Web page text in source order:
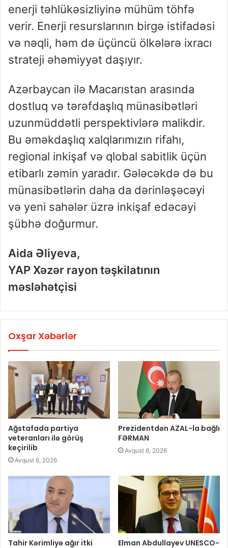
enerji təhlükəsizliyinə mühüm töhfə
verir. Enerji resurslarının birgə istifadəsi
və nəqli, həm də üçüncü ölkələrə ixracı
strateji əhəmiyyət daşıyır.
Azərbaycan ilə Macarıstan arasında
dostluq və tərəfdaşlıq münasibətləri
uzunmüddətli perspektivlərə malikdir.
Bu əməkdaşlıq xalqlarımızın rifahı,
regional inkişaf və qlobal sabitlik üçün
etibarlı zəmin yaradır. Gələcəkdə də bu
münasibətlərin daha da dərinləşəcəyi
və yeni sahələr üzrə inkişaf edəcəyi
şübhə doğurmur.
Aida Əliyeva,
YAP Xəzər rayon təşkilatının
məsləhətçisi
Oxşar Xəbərlər
Ağstafada partiya
veteranları ilə görüş
keçirilib
Avqust 6, 2026
Prezidentdən AZAL-la bağlı
FƏRMAN
Avqust 6, 2026
Tahir Kərimliyə ağır itki
Elman Abdullayev UNESCO-